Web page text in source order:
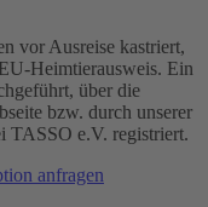
vor Ausreise kastriert,
Heimtierausweis. Ein
über die
bzw. durch unserer
TASSO e.V. registriert.
anfragen